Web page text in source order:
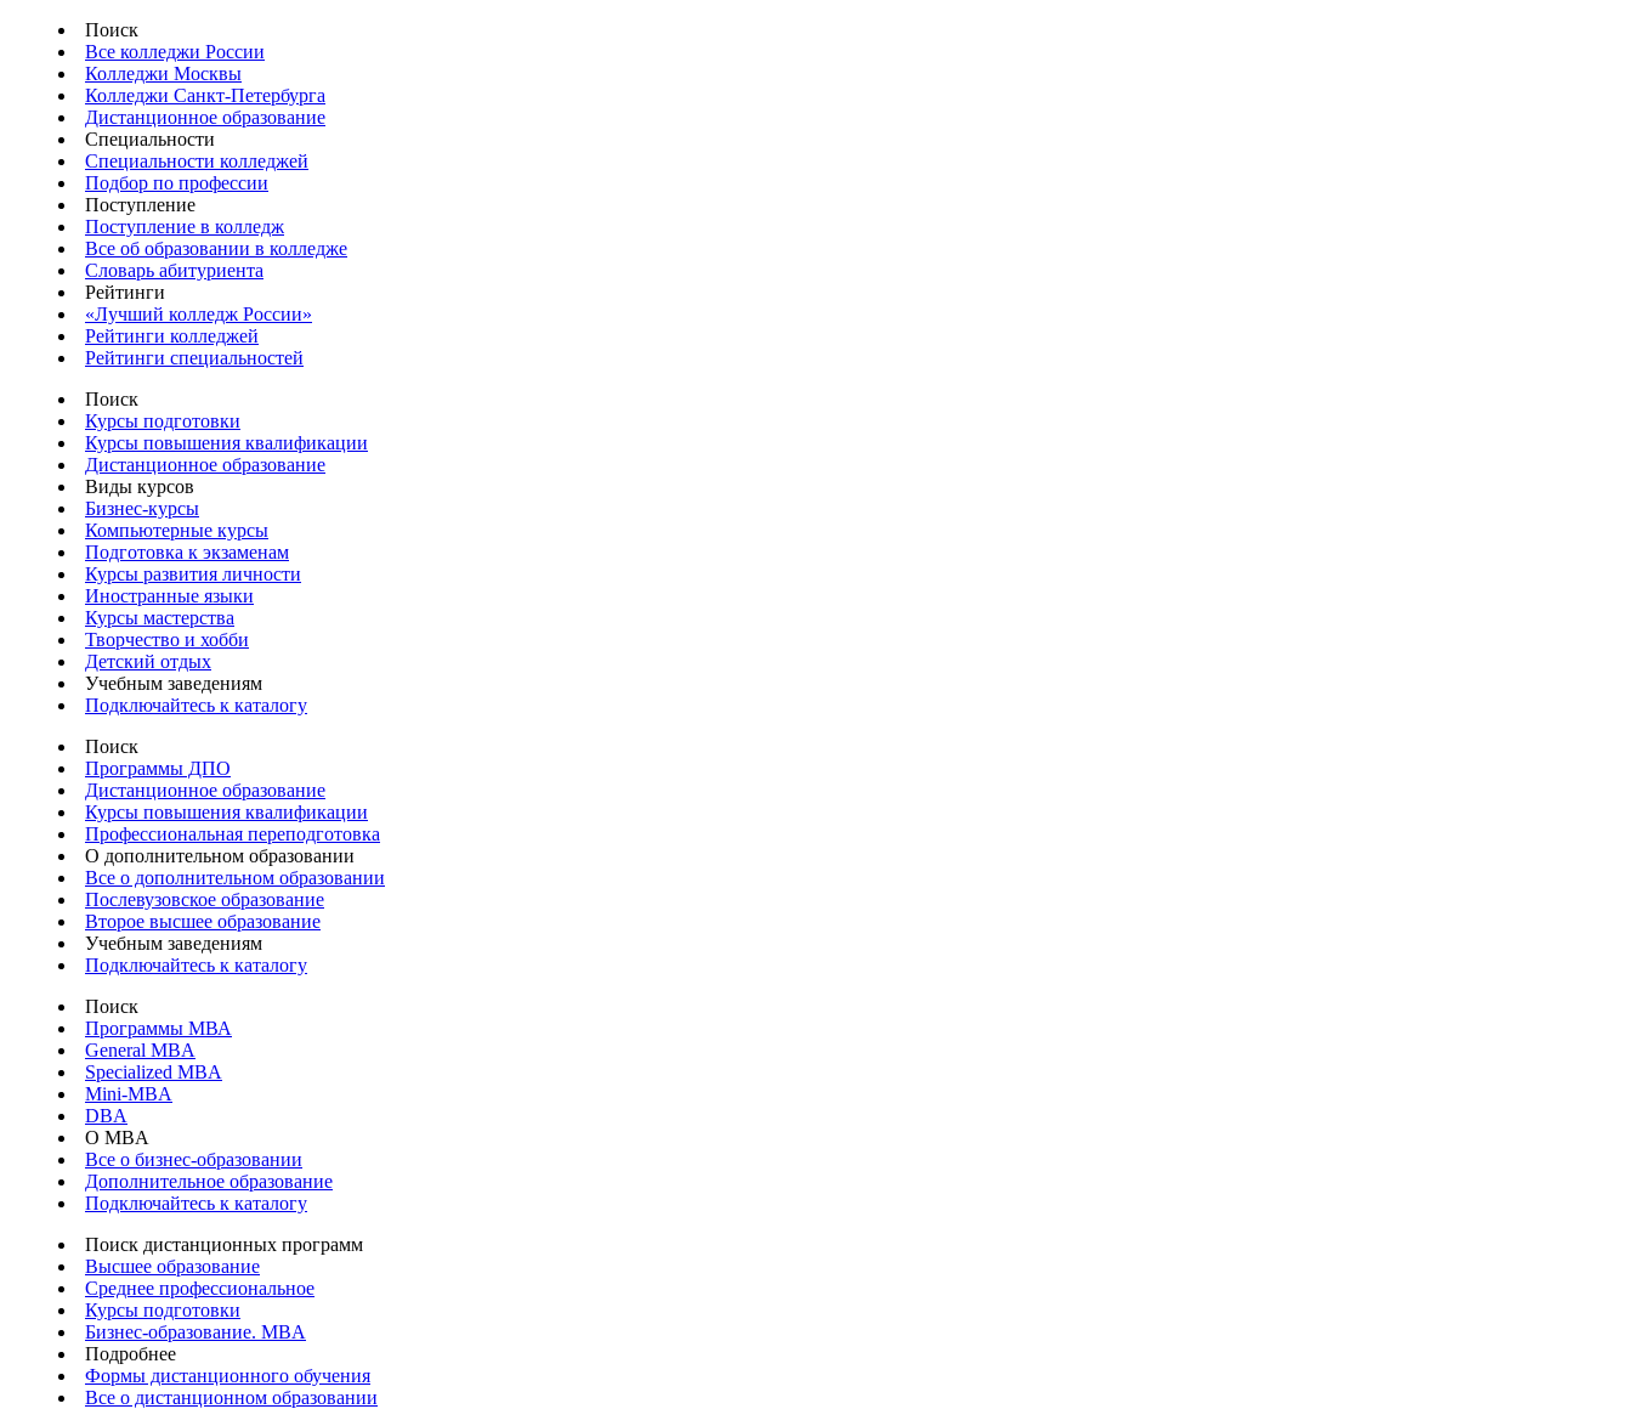
Поиск
Все колледжи России
Колледжи Москвы
Колледжи Санкт-Петербурга
Дистанционное образование
Специальности
Специальности колледжей
Подбор по профессии
Поступление
Поступление в колледж
Все об образовании в колледже
Словарь абитуриента
Рейтинги
«Лучший колледж России»
Рейтинги колледжей
Рейтинги специальностей
Поиск
Курсы подготовки
Курсы повышения квалификации
Дистанционное образование
Виды курсов
Бизнес-курсы
Компьютерные курсы
Подготовка к экзаменам
Курсы развития личности
Иностранные языки
Курсы мастерства
Творчество и хобби
Детский отдых
Учебным заведениям
Подключайтесь к каталогу
Поиск
Программы ДПО
Дистанционное образование
Курсы повышения квалификации
Профессиональная переподготовка
О дополнительном образовании
Все о дополнительном образовании
Послевузовское образование
Второе высшее образование
Учебным заведениям
Подключайтесь к каталогу
Поиск
Программы МВА
General MBA
Specialized MBA
Mini-MBA
DBA
О MBA
Все о бизнес-образовании
Дополнительное образование
Подключайтесь к каталогу
Поиск дистанционных программ
Высшее образование
Среднее профессиональное
Курсы подготовки
Бизнес-образование. MBA
Подробнее
Формы дистанционного обучения
Все о дистанционном образовании